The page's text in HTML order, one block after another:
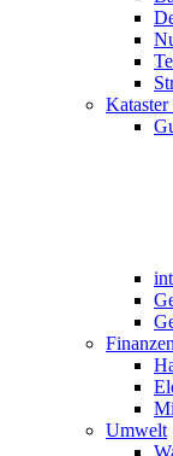
Kataster
Finanzen
Umwelt